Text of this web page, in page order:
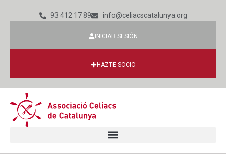
93 412 17 89 info@celiacscatalunya.org
INICIAR SESIÓN
HAZTE SOCIO